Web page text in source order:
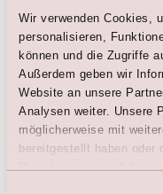
Wir verwenden Cookies,
personalisieren,
können und die Zugriffe
Außerdem geben wir
Website an unsere
Analysen weiter. Unsere
möglicherweise mit
bereitgestellt haben oder
Hier